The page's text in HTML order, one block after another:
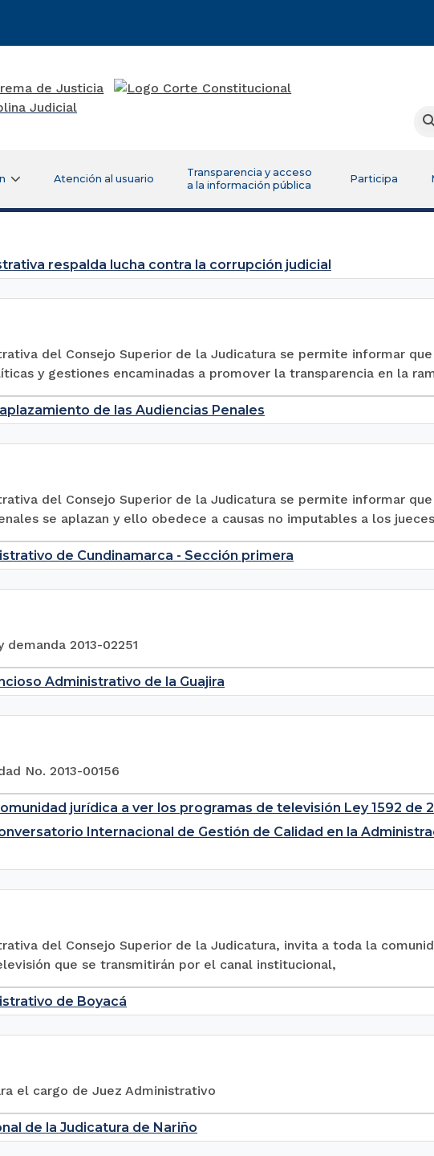
Atención al usuario
Transparencia y acceso
a la información pública
Participa
respalda lucha contra la corrupción judicial
del Consejo Superior de la Judicatura se permite informar
y gestiones encaminadas a promover la transparencia en la
de las Audiencias Penales
del Consejo Superior de la Judicatura se permite informar
se aplazan y ello obedece a causas no imputables a los
de Cundinamarca - Sección primera
2013-02251
Administrativo de la Guajira
No. 2013-00156
jurídica a ver los programas de televisión Ley 1592 de
Internacional de Gestión de Calidad en la
del Consejo Superior de la Judicatura, invita a toda la
que se transmitirán por el canal institucional,
de Boyacá
el cargo de Juez Administrativo
de la Judicatura de Nariño